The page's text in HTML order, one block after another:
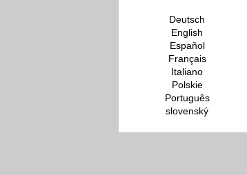
Deutsch
English
Español
Français
Italiano
Polskie
Português
slovenský